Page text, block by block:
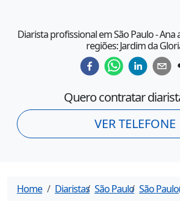
Diarista profissional em São Paulo - Ana
regiões: Jardim da
Quero contratar
VER TELEFONE
Home Diaristas São Paulo São Paulo